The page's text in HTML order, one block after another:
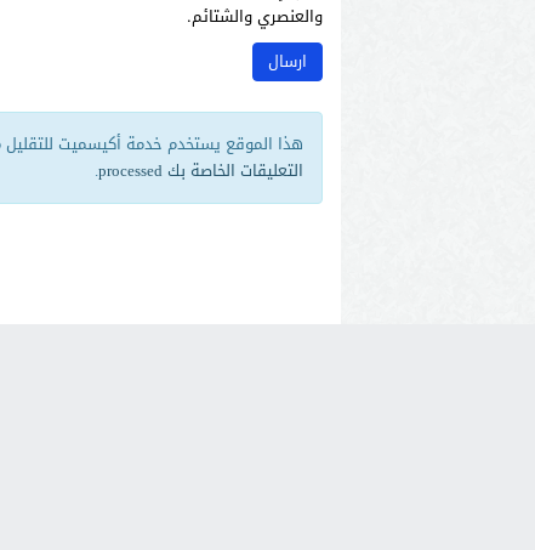
والعنصري والشتائم.
هذا الموقع يستخدم خدمة أكيسميت للتقليل
التعليقات الخاصة بك processed
.